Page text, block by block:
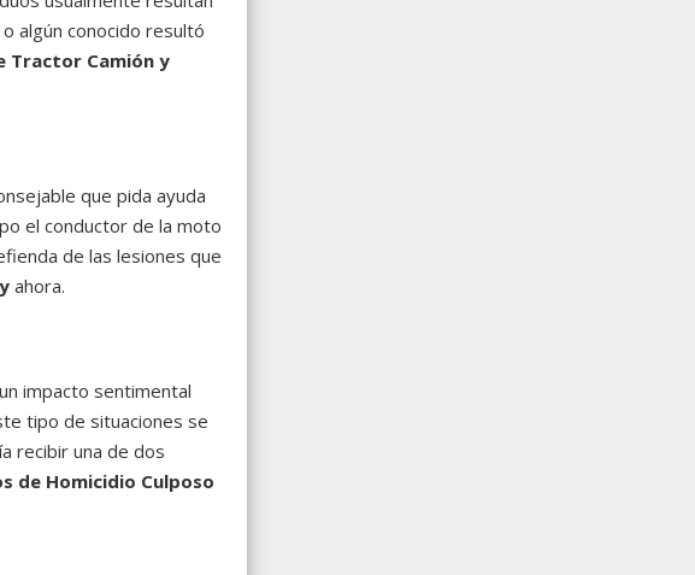
algún conocido resultó
Tractor Camión y
que pida ayuda
el conductor de la moto
de las lesiones que
ahora.
impacto sentimental
tipo de situaciones se
recibir una de dos
de Homicidio Culposo